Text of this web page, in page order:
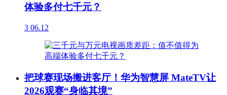
体验多付七千元？
3 06.12
把球赛现场搬进客厅！华为智慧屏 MateTV让
2026观赛“身临其境”